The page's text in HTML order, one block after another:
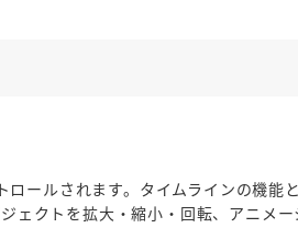
ールされます。タイムラインの機
ェクトを拡大・縮小・回転、アニメ